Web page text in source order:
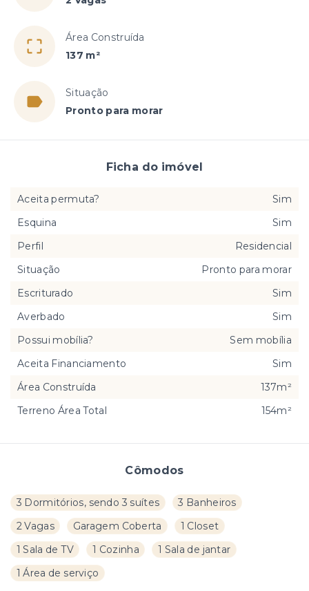
Área Construída
137 m²
Situação
Pronto para morar
Cômodos
3 Dormitórios, sendo 3 suítes
3 Banheiros
2 Vagas
Garagem Coberta
1 Closet
1 Sala de TV
1 Cozinha
1 Sala de jantar
1 Área de serviço
Ficha do imóvel
Aceita permuta?
Sim
Esquina
Sim
Perfil
Residencial
Situação
Pronto para morar
Escriturado
Sim
Averbado
Sim
Possui mobília?
Sem mobília
Aceita Financiamento
Sim
Área Construída
137m²
Terreno Área Total
154m²